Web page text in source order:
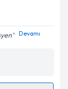
Devamı